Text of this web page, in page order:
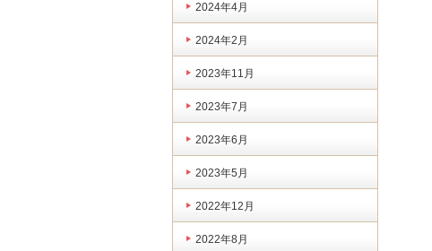
2024年4月
2024年2月
2023年11月
2023年7月
2023年6月
2023年5月
2022年12月
2022年8月